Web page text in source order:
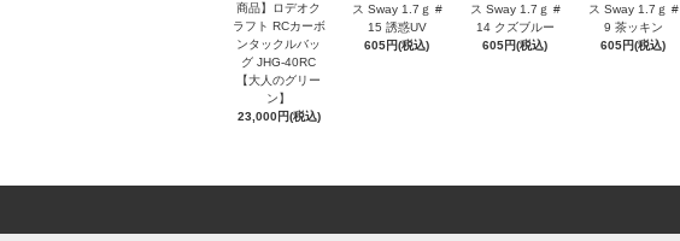
商品】ロデオク
ラフト RCカーボ
ンタックルバッ
グ JHG-40RC
【大人のグリー
ン】
23,000円(税込)
ス Sway 1.7ｇ #
15 誘惑UV
605円(税込)
ス Sway 1.7ｇ #
14 クズブルー
605円(税込)
ス Sway 1.7ｇ #
9 茶ッキン
605円(税込)